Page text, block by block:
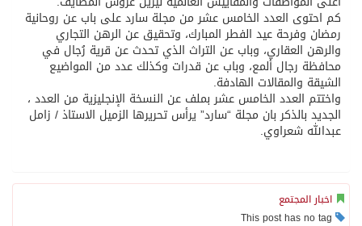
كم احتوى العدد الخامس عشر من مجلة سارد على باب عن روحانية
رمضان وفرحة عيد الفطر المبارك، وتحقيق عن الرهن التجاري
والرهن العقاري، وباب عن التراث الذي تحدث عن قرية رُجال في
محافظة رجال ألمع، وباب عن قدرات وكذلك عدد من المواضيع
الشيقة والمقالات الهادفة.
واختتم العدد الخامس عشر بملف عن النسخة الإنجليزية من العدد ،
الجديد بالذكر بان مجلة “سارد” يرأس تحريرها الزميل الاستاذ / زامل
عبدالله شعراوي.
اخبار المجتمع